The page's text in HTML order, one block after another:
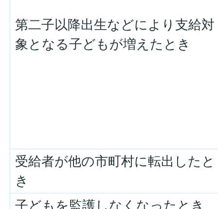
第二子以降出生などにより支給対
象となる子どもが増えたとき
受給者が他の市町村に転出したと
き
子どもを監護しなくなったとき